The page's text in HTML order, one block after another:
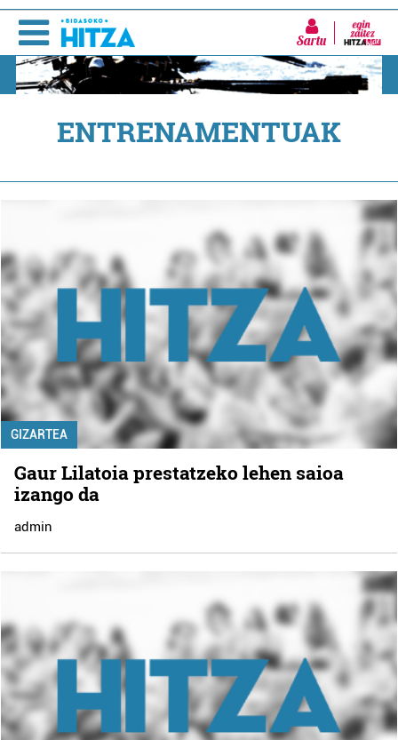
Sartu
ENTRENAMENTUAK
GIZARTEA
Gaur Lilatoia prestatzeko lehen saioa
izango da
admin